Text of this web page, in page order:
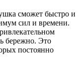
сможет быстро и
сил и времени.
бережно. Это
постоянно